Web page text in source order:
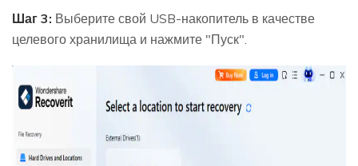
Шаг 3: Выберите свой USB-накопитель в качестве
целевого хранилища и нажмите "Пуск".